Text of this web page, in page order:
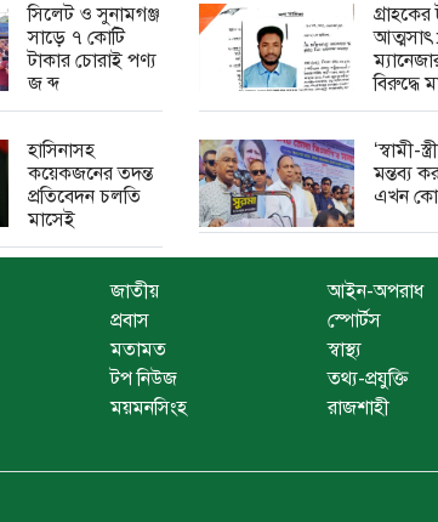
সিলেট ও সুনামগঞ্জ
সাড়ে ৭ কোটি
টাকার চোরাই পণ্য
জ ব্দ
গ্রাহকের
আত্মসাৎ:
বিরুদ্ধে
হাসিনাসহ
কয়েকজনের তদন্ত
প্রতিবেদন চলতি
মাসেই
‘স্বামী-
মন্তব্য
এখন
জাতীয় আইন-অপরাধ
প্রবাস স্পোর্টস
মতামত স্বাস্থ্য
টপ নিউজ তথ্য-প্রযুক্তি
ময়মনসিংহ রাজশাহী